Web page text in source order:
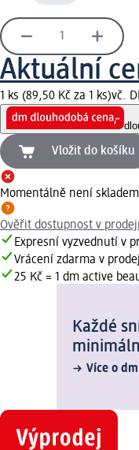
Aktuální
1 ks (89,50 Kč za 1 ks)vč.
Vložit do košíku
Momentálně není skladem
Ověřit dostupnost v
Expresní vyzvednutí v
Vrácení zdarma v
25 Kč = 1 dm active
Každé
Více o